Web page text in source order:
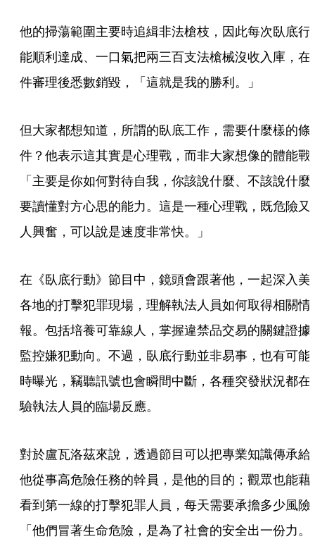
他的掃蕩範圍主要時追緝非法槍枝，因此每次臥底行
能順利達成、一口氣把兩三百支法槍械沒收入庫，在
件審理後悉數銷毀，「這就是我的勝利。」
但大家都想知道，所謂的臥底工作，需要什麼樣的條
件？他表示這其實是心理戰，而非大家想像的體能戰
「主要是你如何對待自我，你該說什麼、不該說什麼
要讀懂對方心思的能力。這是一種心理戰，既危險又
人興奮，可以說是速度非常快。」
在《臥底行動》節目中，鏡頭會跟著他，一起深入美
各地的打擊犯罪現場，理解執法人員如何取得相關情
報。包括培養可靠線人，掌握違禁品交易的關鍵證據
監控嫌犯動向。不過，臥底行動並非易事，也有可能
時曝光，竊聽訊號也會瞬間中斷，各種突發狀況都在
驗執法人員的臨場反應。
對於盧瓦洛茲來說，透過節目可以把專業知識傳承給
他從事高危險任務的幹員，是他的目的；觀眾也能藉
看到第一線的打擊犯罪人員，每天需要承擔多少風險
「他們冒著生命危險，是為了社會的安全出一份力。